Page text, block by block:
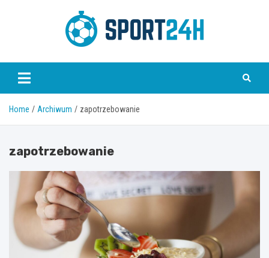
Sport 24h
Home Archiwum zapotrzebowanie
zapotrzebowanie